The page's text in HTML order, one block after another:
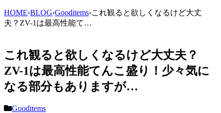
HOME›BLOG›Gooditems›これ観ると欲しくなるけど大丈
夫？ZV-1は最高性能て…
これ観ると欲しくなるけど大丈夫？
ZV-1は最高性能てんこ盛り！少々気に
なる部分もありますが…
Gooditems